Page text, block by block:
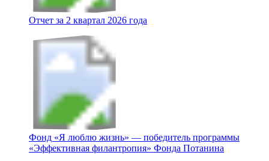
Отчет за 2 квартал 2026 года
Фонд «Я люблю жизнь» — победитель программы
«Эффективная филантропия» Фонда Потанина